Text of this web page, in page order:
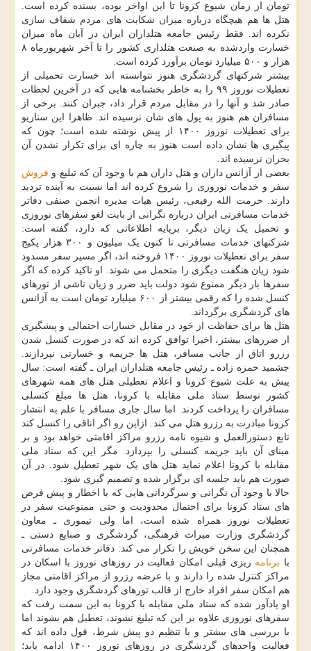
تومان از زمان شیوع کرونا تا این اواخر بوده، بسنده کرده است.
هتل ها هم هیچگاه درباره میزان شکایت های مردم شفاف سازی
نکرده اند. فقط رئیس جامعه هتلداران ایران در آبان ماه میزان
خسارت واردشده به صنعت هتلداری کشور را تا آخر شهریورماه ۸
هزار و ۵۰۰ میلیارد تومان برآورد کرده است.
بیشتر شرکتهای گردشگری هنوز نتوانسته اند خسارت تحمیلی از
تعطیلات نوروز ۹۹ را به خاطر بخشنامه هایی که در آخرین لحظات
صادر شد و آنها را در مقابل مردم قرار داد، جبران کنند. برخی از
مسافران هم هنوز به پول های شان نرسیده اند. ظاهرا این سناریو
برای تعطیلات نوروز ۱۴۰۰ از پیش نوشته شده است؛ چون که
پیگیری ها نشان داده است هنوز به چاره ای برای تکرار نشدن آن
بحران نرسیده اند.
بعضی از آژانس داران و هتل داران هم با وجود آن که تبلیغ و فروش
سفر و خدمات نوروزی را شروع کرده اند اما نسبت به آینده تردید
دارند. حرمت الله رفیعی، رئیس هیات مدیره انجمن صنفی دفاتر
خدمات مسافرتی ایران درباره نگرانی از بابت لغو سفرهای نوروزی
و تحمیل یک زیان دیگر، برپایه اطلاعاتی که دارد، گفته است:
شرکتهای خدمات مسافرتی تا کنون یک میلیون و ۳۰۰ هزار پکیج
سفر برای تعطیلات نوروز ۱۴۰۰ فروخته اند، اگر مسیر سفر مسدود
شود زیان هنگفت دیگری را متحمل می شوند. او تاکید کرده که اگر
سفرها بار دیگر ممنوع شود دولت باید ضرر و زیان ناشی از تورهای
کنسل شده را که رقمی بیشتر از ۶۰۰ میلیارد تومان است به آژانس
های گردشگری برگرداند.
هتل ها برای حفاظت از خود در مقابل خسارات احتمالی و پیشگیری
از ضررهای بیشتر، اخیرا توافق کرده اند که در صورت کنسل شدن
رزرو اتاق از جانب مسافر، هتل ها جریمه و خسارتی نپردازند.
جشمید حمزه زاده ـ رئیس جامعه هتلداران ایران ـ گفته است: سال
پیش به علت شیوع کرونا و اعلام تعطیلی هتل های همه شهرهای
کشور توسط ستاد ملی مقابله با کرونا، هتل ها مبلغ کنسلی
مسافران را پرداخت کردند. اما سال جاری مسافر با علم به انتشار
کرونا مبادرت به رزرو هتل می کند. ازاین رو اگر اتاقی را کنسل کند
تابع دستورالعمل و شیوه نامه رزرو مراکز اقامتی خواهد بود و بر
مبنای آن باید جریمه کنسلی را بپردازد. مگر این که ستاد ملی
مقابله با کرونا اعلام نماید هتل های یک شهر تعطیل شود. در آن
صورت هم باید جلسه ای برگزار شده و تصمیم گیری شود.
حالا با وجود آن نگرانی و سرگردانی هایی که با اخطار و پیش فرض
های ستاد کرونا برای احتمال محدودیت و حتی ممنوعیت سفر در
تعطیلات نوروز همراه شده است، اما ولی تیموری ـ معاون
گردشگری وزارت میراث فرهنگی، گردشگری و صنایع دستی ـ
همچنان این سخن خویش را تکرار می کند: دفاتر خدمات مسافرتی
با برنامه ریزی قبلی امکان فعالیت در روزهای نوروز با اسکان در
مراکز کنترل شده را دارند و با عرضه رزرو از مراکز اقامتی مجاز
هم امکان سفر افراد خارج از قالب تورهای گردشگری وجود دارد.
او یادآور شده که ستاد ملی مقابله با کرونا به این سمت رفت که
سفرهای نوروزی علاوه بر این که تبلیغ نشوند، تعطیل هم بشوند اما
با بررسی های بیشتر و با تنظیم دو پیش شرط، قول داده اند که
فعالیت واحدهای گردشگری در روزهای نوروز ۱۴۰۰ ادامه یابد؛